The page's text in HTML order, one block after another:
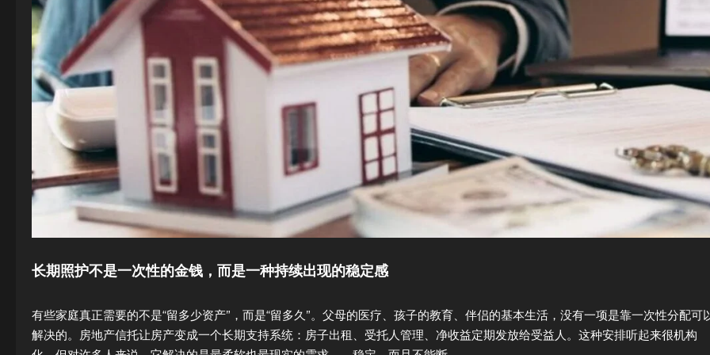
长期照护不是一次性的金钱，而是一种持续出现的稳定感
有些家庭真正需要的不是“留多少资产”，而是“留多久”。父母的医疗、孩子的教育、伴侣的基本生活，没有一项是靠一次性分配可
解决的。房地产信托让房产变成一个长期支持系统：房子出租、受托人管理、净收益定期发放给受益人。这种安排听起来很机构